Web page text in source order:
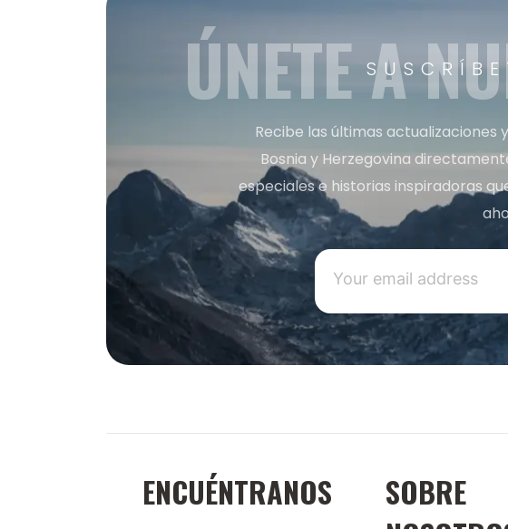
ÚNETE A
Recibe las últimas actualizaciones
Bosnia y Herzegovina
especiales e historias inspiradoras
ENCUÉNTRANOS
SOBRE